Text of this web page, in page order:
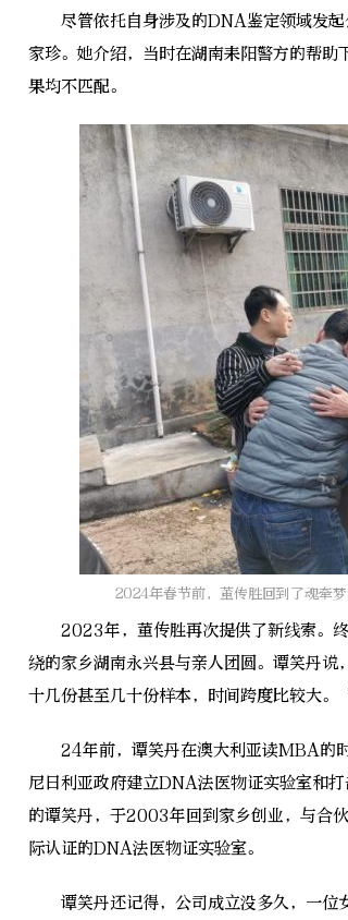
尽管依托自身涉及的DNA鉴定领域发起
家珍。她介绍，当时在湖南耒阳警方的帮
果均不匹配。
2024年春节前，董传胜回到了魂牵
2023年，董传胜再次提供了新线索。终
绕的家乡湖南永兴县与亲人团圆。谭笑丹
十几份甚至几十份样本，时间跨度比较大
24年前，谭笑丹在澳大利亚读MBA的时
尼日利亚政府建立DNA法医物证实验室和
的谭笑丹，于2003年回到家乡创业，与合
际认证的DNA法医物证实验室。
谭笑丹还记得，公司成立没多久，一位